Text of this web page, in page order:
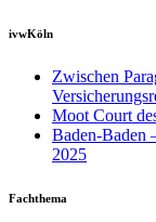
ivwKöln
Zwischen
Moot Court
Baden-Baden
2025
Fachthema